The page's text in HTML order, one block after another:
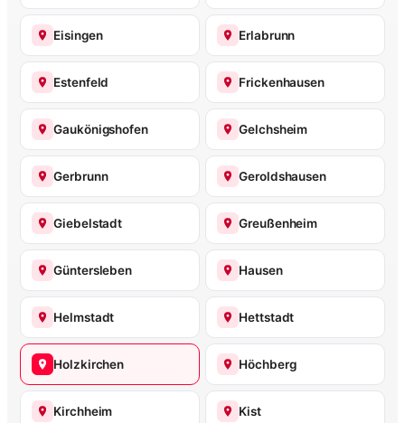
Eisingen Erlabrunn
Estenfeld Frickenhausen
Gaukönigshofen Gelchsheim
Gerbrunn Geroldshausen
Giebelstadt Greußenheim
Güntersleben Hausen
Helmstadt Hettstadt
Holzkirchen Höchberg
Kirchheim Kist